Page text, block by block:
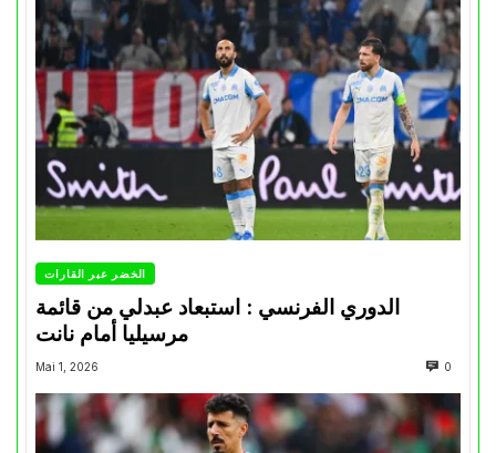
الخضر عبر القارات
الدوري الفرنسي : استبعاد عبدلي من قائمة
مرسيليا أمام نانت
Mai 1, 2026 0